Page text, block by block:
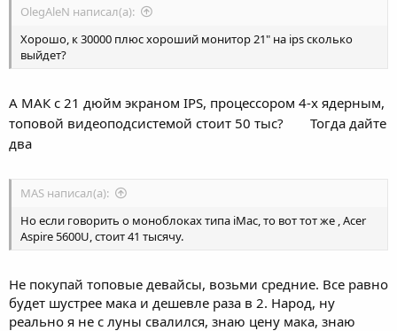
OlegAleN написал(а):
Хорошо, к 30000 плюс хороший монитор 21" на ips сколько
выйдет?
А МАК с 21 дюйм экраном IPS, процессором 4-х ядерным,
топовой видеоподсистемой стоит 50 тыс?
Тогда дайте
два
MAS написал(а):
Но если говорить о моноблоках типа iMac, то вот тот же , Acer
Aspire 5600U, стоит 41 тысячу.
Не покупай топовые девайсы, возьми средние. Все равно
будет шустрее мака и дешевле раза в 2. Народ, ну
реально я не с луны свалился, знаю цену мака, знаю